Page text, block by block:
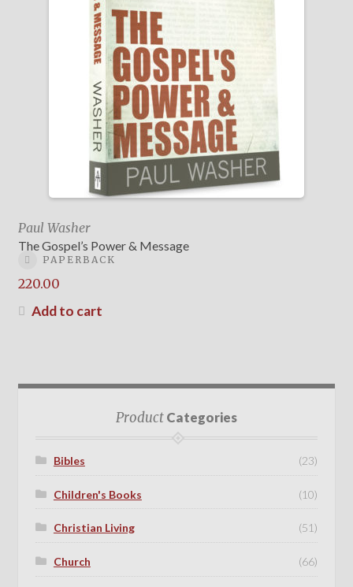
Paul Washer
The Gospel’s Power & Message
PAPERBACK
220.00
Add to cart
ProductCategories
Bibles (23)
Children's Books (10)
Christian Living (51)
Church (66)